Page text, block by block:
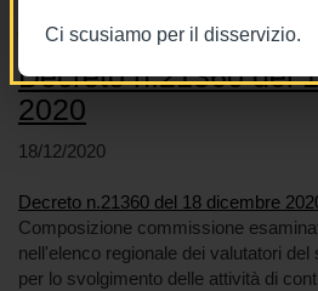
Ci scusiamo per il disservizio.
Decreto n.21360 del
2020
18/12/2020
Decreto n.21360 del 18 dicembre
Composizione commissione
nell'elenco regionale dei valutatori
per lo svolgimento delle attività di